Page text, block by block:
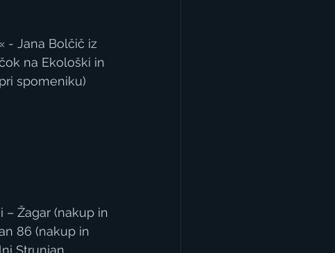
- Jana Bolčič iz
na Ekološki in
spomeniku)
Žagar (nakup in
86 (nakup in
Strunjan